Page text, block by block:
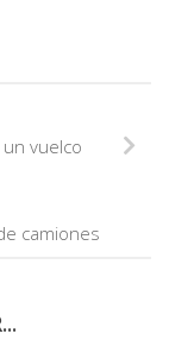
vuelco
camiones